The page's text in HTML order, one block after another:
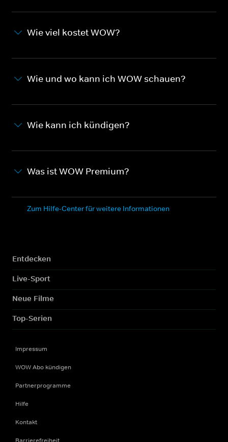
Wie viel kostet WOW?
Wie und wo kann ich WOW schauen?
Wie kann ich kündigen?
Was ist WOW Premium?
Zum Hilfe-Center für weitere Informationen
Entdecken
Live-Sport
Neue Filme
Top-Serien
Impressum
WOW Abo kündigen
Partnerprogramme
Hilfe
Kontakt